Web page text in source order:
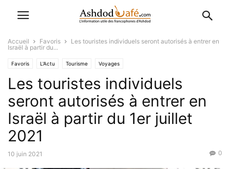
Accueil Favoris
Les touristes individuels seront autorisés à entrer en
Israël à partir du...
Favoris L'Actu Tourisme Voyages
Les touristes individuels
seront autorisés à entrer en
Israël à partir du 1er juillet
2021
10 juin 2021 0